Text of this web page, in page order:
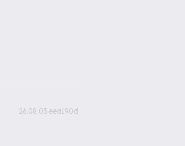
26.08.03.eea190d